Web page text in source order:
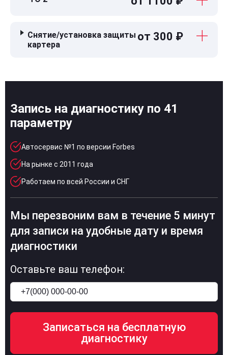
Снятие/установка защиты
картера
от 300 ₽
Запись на диагностику по 41
параметру
Автосервис №1 по версии Forbes
На рынке с 2011 года
Работаем по всей России и СНГ
Мы перезвоним вам в течение 5 минут
для записи на удобные дату и время
диагностики
Оставьте ваш телефон: